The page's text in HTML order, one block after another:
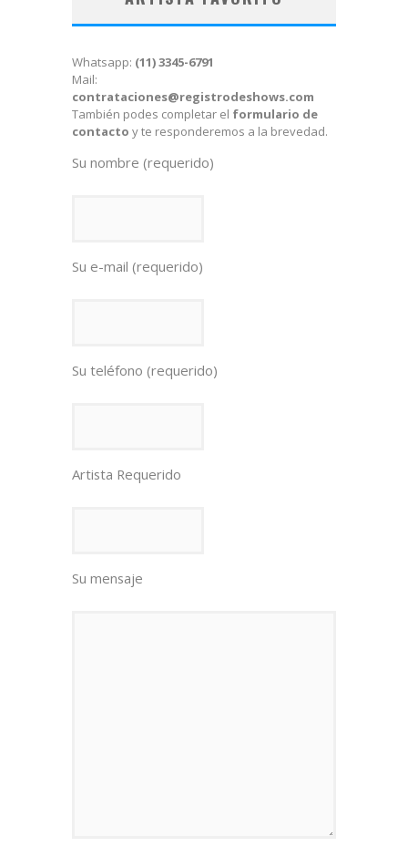
Whatsapp: (11) 3345-6791
Mail:
contrataciones@registrodeshows.com
También podes completar el formulario de
contacto y te responderemos a la brevedad.
Su nombre (requerido)
Su e-mail (requerido)
Su teléfono (requerido)
Artista Requerido
Su mensaje